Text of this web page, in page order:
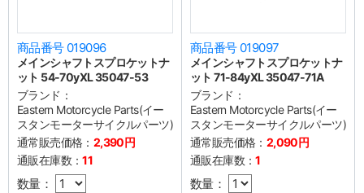
商品番号 019096
メインシャフトスプロケットナ
ット 54-70yXL 35047-53
ブランド：
Eastern Motorcycle Parts(イー
スタンモーターサイクルパーツ)
通常販売価格： 2,390円
通販在庫数：11
数量：
商品番号 019097
メインシャフトスプロケットナ
ット 71-84yXL 35047-71A
ブランド：
Eastern Motorcycle Parts(イー
スタンモーターサイクルパーツ)
通常販売価格： 2,090円
通販在庫数：1
数量：